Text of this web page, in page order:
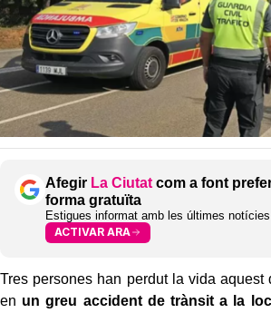
Afegir La Ciutat com a font
forma gratuïta
Estigues informat amb les últimes
ACTIVAR ARA
Tres persones han perdut la vida aquest
en un greu accident de trànsit a la